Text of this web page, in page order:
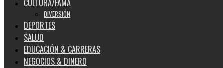
CULTURA/FAMA
DIVERSIÓN
DEPORTES
SALUD
EDUCACIÓN & CARRERAS
NEGOCIOS & DINERO